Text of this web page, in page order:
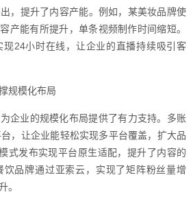
，提升了内容产能。例如，某美妆品牌使
产能有所提升，单条视频制作时间缩短。
现24小时在线，让企业的直播持续吸引客
规模化布局
企业的规模化布局提供了有力支持。多账
，让企业能轻松实现多平台覆盖，扩大品
式发布实现平台原生适配，提升了内容的
饮品牌通过亚索云，实现了矩阵粉丝量增
。